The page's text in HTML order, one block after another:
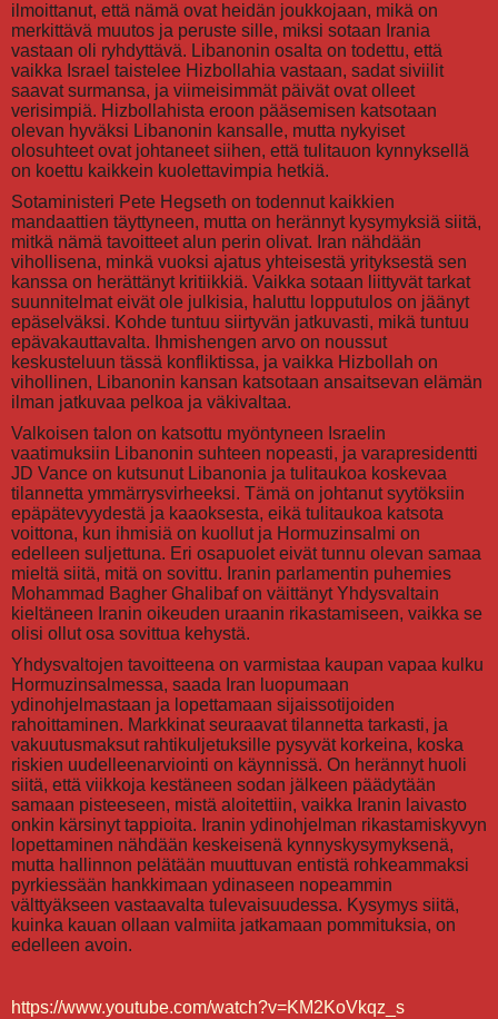
ilmoittanut, että nämä ovat heidän joukkojaan, mikä on
merkittävä muutos ja peruste sille, miksi sotaan Irania
vastaan oli ryhdyttävä. Libanonin osalta on todettu, että
vaikka Israel taistelee Hizbollahia vastaan, sadat siviilit
saavat surmansa, ja viimeisimmät päivät ovat olleet
verisimpiä. Hizbollahista eroon pääsemisen katsotaan
olevan hyväksi Libanonin kansalle, mutta nykyiset
olosuhteet ovat johtaneet siihen, että tulitauon kynnyksellä
on koettu kaikkein kuolettavimpia hetkiä.
Sotaministeri Pete Hegseth on todennut kaikkien
mandaattien täyttyneen, mutta on herännyt kysymyksiä siitä,
mitkä nämä tavoitteet alun perin olivat. Iran nähdään
vihollisena, minkä vuoksi ajatus yhteisestä yrityksestä sen
kanssa on herättänyt kritiikkiä. Vaikka sotaan liittyvät tarkat
suunnitelmat eivät ole julkisia, haluttu lopputulos on jäänyt
epäselväksi. Kohde tuntuu siirtyvän jatkuvasti, mikä tuntuu
epävakauttavalta. Ihmishengen arvo on noussut
keskusteluun tässä konfliktissa, ja vaikka Hizbollah on
vihollinen, Libanonin kansan katsotaan ansaitsevan elämän
ilman jatkuvaa pelkoa ja väkivaltaa.
Valkoisen talon on katsottu myöntyneen Israelin
vaatimuksiin Libanonin suhteen nopeasti, ja varapresidentti
JD Vance on kutsunut Libanonia ja tulitaukoa koskevaa
tilannetta ymmärrysvirheeksi. Tämä on johtanut syytöksiin
epäpätevyydestä ja kaaoksesta, eikä tulitaukoa katsota
voittona, kun ihmisiä on kuollut ja Hormuzinsalmi on
edelleen suljettuna. Eri osapuolet eivät tunnu olevan samaa
mieltä siitä, mitä on sovittu. Iranin parlamentin puhemies
Mohammad Bagher Ghalibaf on väittänyt Yhdysvaltain
kieltäneen Iranin oikeuden uraanin rikastamiseen, vaikka se
olisi ollut osa sovittua kehystä.
Yhdysvaltojen tavoitteena on varmistaa kaupan vapaa kulku
Hormuzinsalmessa, saada Iran luopumaan
ydinohjelmastaan ja lopettamaan sijaissotijoiden
rahoittaminen. Markkinat seuraavat tilannetta tarkasti, ja
vakuutusmaksut rahtikuljetuksille pysyvät korkeina, koska
riskien uudelleenarviointi on käynnissä. On herännyt huoli
siitä, että viikkoja kestäneen sodan jälkeen päädytään
samaan pisteeseen, mistä aloitettiin, vaikka Iranin laivasto
onkin kärsinyt tappioita. Iranin ydinohjelman rikastamiskyvyn
lopettaminen nähdään keskeisenä kynnyskysymyksenä,
mutta hallinnon pelätään muuttuvan entistä rohkeammaksi
pyrkiessään hankkimaan ydinaseen nopeammin
välttyäkseen vastaavalta tulevaisuudessa. Kysymys siitä,
kuinka kauan ollaan valmiita jatkamaan pommituksia, on
edelleen avoin.
https://www.youtube.com/watch?v=KM2KoVkqz_s